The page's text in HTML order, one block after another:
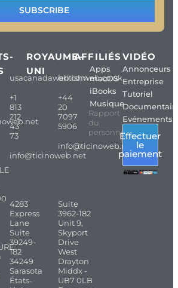
SUBSCRIBE
usacanadaweb.com
+1
813
212
43
73
info@ticinoweb.net
4283
Express
Lane
Suite
39249-
182
34249
Sarasota
États-
ROYAUME-
UNI
britishweb.co.uk
+44
20
7097
5906
info@ticinoweb.net
Suite
3962-182
Unit 9,
Skyport
Drive
West
Drayton
Middx -
UB7 0LB
AFFILIÉS
Apps
macOS
iBooks
Musique
Rapport
du
personnel
VIDÉO
Annonceurs
Entreprise
Tutoriel
Evénements
Effectuer
le
paiement